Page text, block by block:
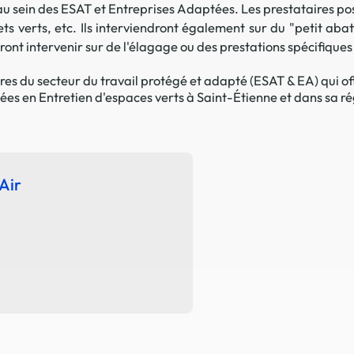
La promotion de vos
Cultiver son réseau
sein des ESAT et Entreprises Adaptées. Les prestataires
verts, etc. Ils interviendront également sur du "petit
intervenir sur de l'élagage ou des prestations
du secteur du travail protégé et adapté (ESAT & EA) qui
en Entretien d'espaces verts à Saint-Étienne et dans sa